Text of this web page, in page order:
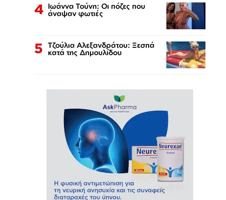
4 Ιωάννα Τούνη: Οι πόζες που
άναψαν φωτιές
5 Τζούλια Αλεξανδράτου: Ξεσπά
κατά της Δημουλίδου